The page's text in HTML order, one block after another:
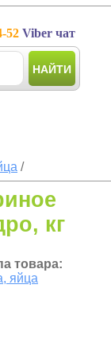
52 Viber чат
НАЙТИ
/
кг
товара:
яйца